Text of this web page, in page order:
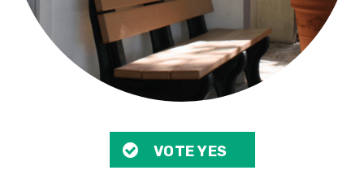
VOTE YES